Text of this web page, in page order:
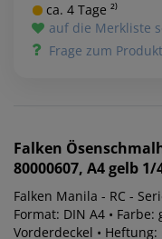
ca. 4 Tage ²⁾
auf die Merkliste
Frage zum Produkt
Falken
80000607, A4 gelb
Falken Manila - RC -
Format: DIN A4 •
Vorderdeckel •